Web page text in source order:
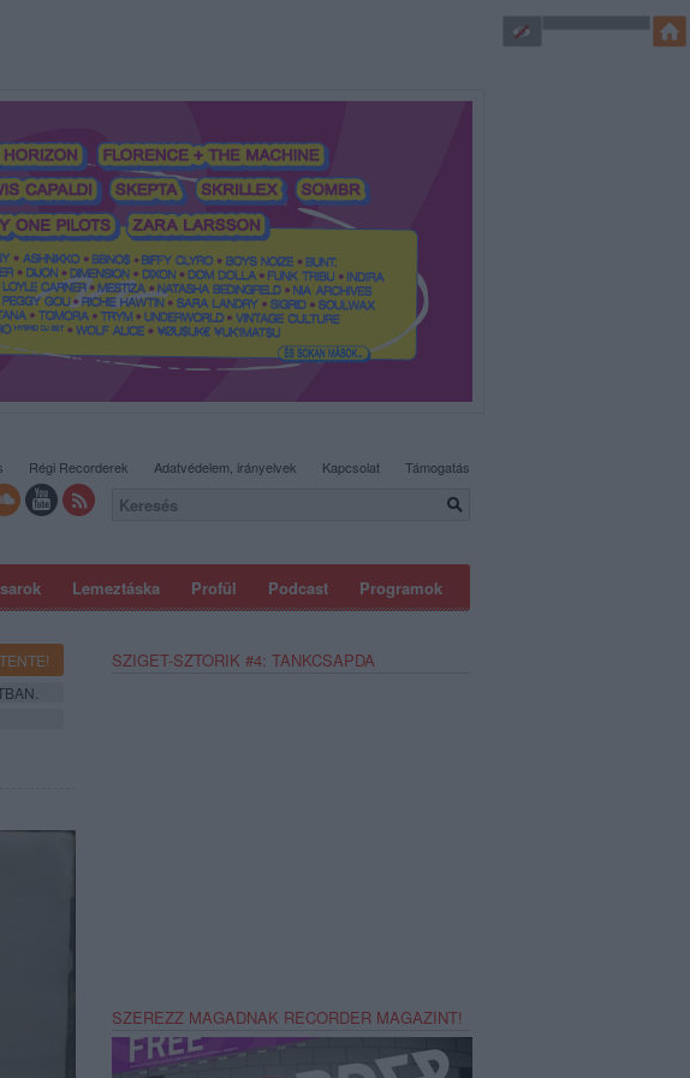
Lemeztáska Profül Podcast Programok
Régi Recorderek Adatvédelem, irányelvek Kapcsolat Támogatás
SZIGET-SZTORIK #4: TANKCSAPDA
SZEREZZ MAGADNAK RECORDER MAGAZINT!
SÜTI BEÁLLÍTÁSOK MÓDOSÍTÁSA